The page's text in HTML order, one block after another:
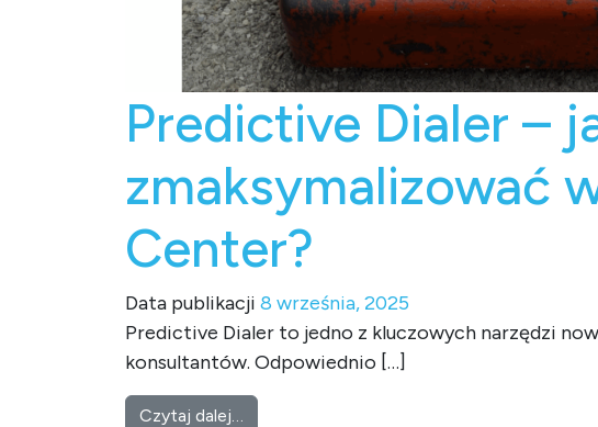
Predictive Dialer –
zmaksymalizować
Center?
Data publikacji 8 września, 2025
Predictive Dialer to jedno z kluczowych narzędzi
konsultantów. Odpowiednio […]
Czytaj dalej…